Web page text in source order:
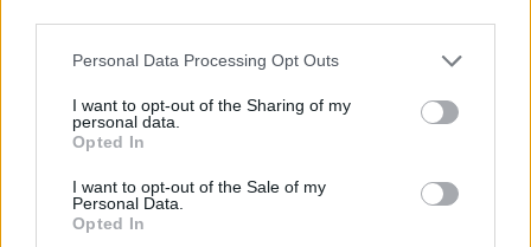
Personal Data Processing Opt Outs
I want to opt-out of the Sharing of my
personal data.
Opted In
I want to opt-out of the Sale of my
Personal Data.
Opted In
Νέο Audi A2 e-tron με στόχο
την κορυφή της
Η Chery επενδύει 75 εκατ.